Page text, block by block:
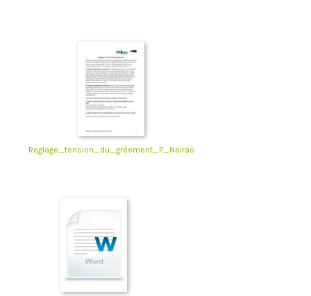
Reglage_tension_du_gréement_P_Neiras